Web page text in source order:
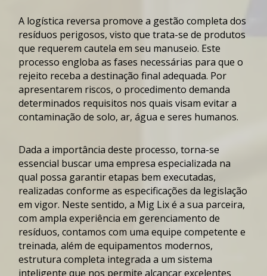
A logística reversa promove a gestão completa dos
resíduos perigosos, visto que trata-se de produtos
que requerem cautela em seu manuseio. Este
processo engloba as fases necessárias para que o
rejeito receba a destinação final adequada. Por
apresentarem riscos, o procedimento demanda
determinados requisitos nos quais visam evitar a
contaminação de solo, ar, água e seres humanos.
Dada a importância deste processo, torna-se
essencial buscar uma empresa especializada na
qual possa garantir etapas bem executadas,
realizadas conforme as especificações da legislação
em vigor. Neste sentido, a Mig Lix é a sua parceira,
com ampla experiência em gerenciamento de
resíduos, contamos com uma equipe competente e
treinada, além de equipamentos modernos,
estrutura completa integrada a um sistema
inteligente que nos permite alcançar excelentes